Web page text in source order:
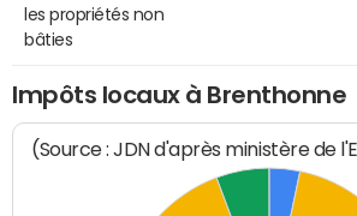
les propriétés non
bâties
Impôts locaux à Brenthonne
(Source : JDN d'après ministère de